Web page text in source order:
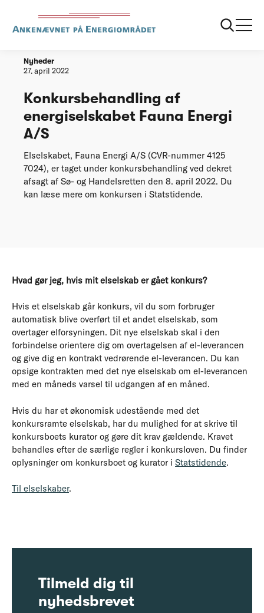
Konkursbehandling af energiselskabet Fauna Energi A/S
Nyheder
27. april 2022
Konkursbehandling af
energiselskabet Fauna Energi
A/S
Elselskabet, Fauna Energi A/S (CVR-nummer 4125
7024), er taget under konkursbehandling ved dekret
afsagt af Sø- og Handelsretten den 8. april 2022. Du
kan læse mere om konkursen i Statstidende.
Hvad gør jeg, hvis mit elselskab er gået konkurs?
Hvis et elselskab går konkurs, vil du som forbruger
automatisk blive overført til et andet elselskab, som
overtager elforsyningen. Dit nye elselskab skal i den
forbindelse orientere dig om overtagelsen af el-leverancen
og give dig en kontrakt vedrørende el-leverancen. Du kan
opsige kontrakten med det nye elselskab om el-leverancen
med en måneds varsel til udgangen af en måned.
Hvis du har et økonomisk udestående med det
konkursramte elselskab, har du mulighed for at skrive til
konkursboets kurator og gøre dit krav gældende. Kravet
behandles efter de særlige regler i konkursloven. Du finder
oplysninger om konkursboet og kurator i Statstidende.
Til elselskaber.
Tilmeld dig til
nyhedsbrevet